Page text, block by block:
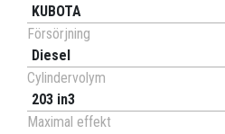
KUBOTA
Försörjning
Diesel
Cylindervolym
203 in3
Maximal effekt